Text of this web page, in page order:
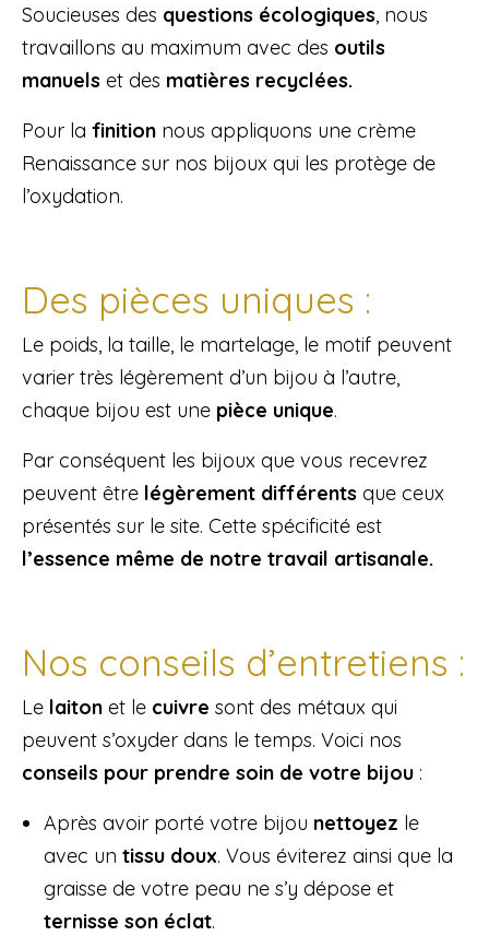
Soucieuses des questions écologiques, nous
travaillons au maximum avec des outils
manuels et des matières recyclées.
Pour la finition nous appliquons une crème
Renaissance sur nos bijoux qui les protège de
l’oxydation.
Des pièces uniques :
Le poids, la taille, le martelage, le motif peuvent
varier très légèrement d’un bijou à l’autre,
chaque bijou est une pièce unique.
Par conséquent les bijoux que vous recevrez
peuvent être légèrement différents que ceux
présentés sur le site. Cette spécificité est
l’essence même de notre travail artisanale.
Nos conseils d’entretiens :
Le laiton et le cuivre sont des métaux qui
peuvent s’oxyder dans le temps. Voici nos
conseils pour prendre soin de votre bijou :
Après avoir porté votre bijou nettoyez le
avec un tissu doux. Vous éviterez ainsi que la
graisse de votre peau ne s’y dépose et
ternisse son éclat.